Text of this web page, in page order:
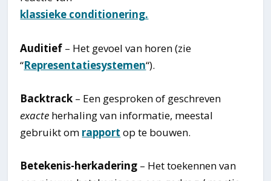
klassieke conditionering.
Auditief – Het gevoel van horen (zie
“Representatiesystemen“).
Backtrack – Een gesproken of geschreven
exacte herhaling van informatie, meestal
gebruikt om rapport op te bouwen.
Betekenis-herkadering – Het toekennen van